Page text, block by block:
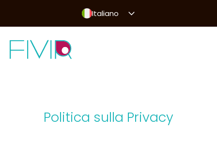
Italiano
Politica sulla Privacy